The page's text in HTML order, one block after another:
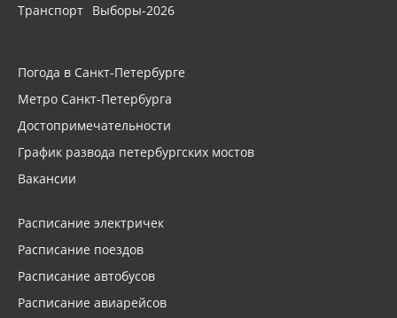
Транспорт Выборы-2026
Погода в Санкт-Петербурге
Метро Санкт-Петербурга
Достопримечательности
График развода петербургских мостов
Вакансии
Расписание электричек
Расписание поездов
Расписание автобусов
Расписание авиарейсов